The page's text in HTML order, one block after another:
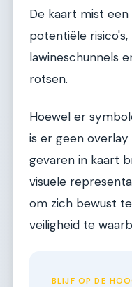
De kaart mist
potentiële
lawineschunnels
rotsen.
Hoewel er
is er geen
gevaren in kaart
visuele
om zich bewust
veiligheid te
BLIJF OP DE